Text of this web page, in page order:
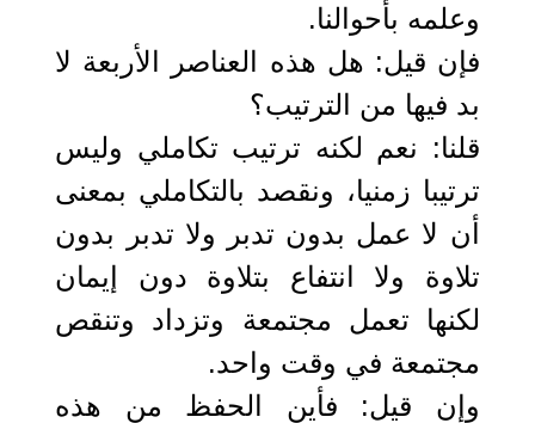
وعلمه بأحوالنا.
فإن قيل: هل هذه العناصر الأربعة لا
بد فيها من الترتيب؟
قلنا: نعم لكنه ترتيب تكاملي وليس
ترتيبا زمنيا، ونقصد بالتكاملي بمعنى
أن لا عمل بدون تدبر ولا تدبر بدون
تلاوة ولا انتفاع بتلاوة دون إيمان
لكنها تعمل مجتمعة وتزداد وتنقص
مجتمعة في وقت واحد.
وإن قيل: فأين الحفظ من هذه